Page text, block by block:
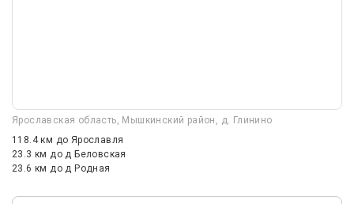
Ярославская область, Мышкинский район, д. Глинино
118.4 км до Ярославля
23.3 кмдо д Беловская
23.6 кмдо д Родная